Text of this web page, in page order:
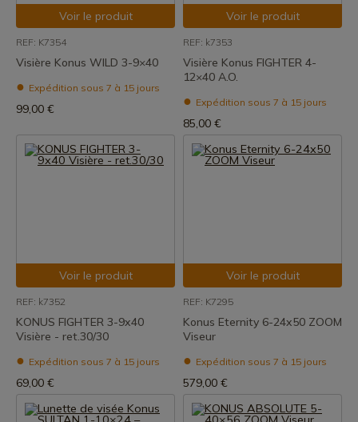
Voir le produit
REF: K7354
Visière Konus WILD 3-9×40
Expédition sous 7 à 15 jours
99,00 €
Voir le produit
REF: k7353
Visière Konus FIGHTER 4-
12×40 A.O.
Expédition sous 7 à 15 jours
85,00 €
Voir le produit
REF: k7352
KONUS FIGHTER 3-9x40
Visière - ret.30/30
Expédition sous 7 à 15 jours
69,00 €
Voir le produit
REF: K7295
Konus Eternity 6-24x50 ZOOM
Viseur
Expédition sous 7 à 15 jours
579,00 €